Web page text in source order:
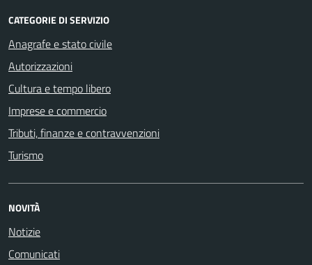
CATEGORIE DI SERVIZIO
Anagrafe e stato civile
Autorizzazioni
Cultura e tempo libero
Imprese e commercio
Tributi, finanze e contravvenzioni
Turismo
NOVITÀ
Notizie
Comunicati